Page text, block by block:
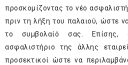
προσκομίζοντας το νέο
πριν τη λήξη του παλαιού, ώστε
το συμβολαίό σας. Επίσης,
ασφαλιστήριο της άλλης
προσεκτικοί ώστε να